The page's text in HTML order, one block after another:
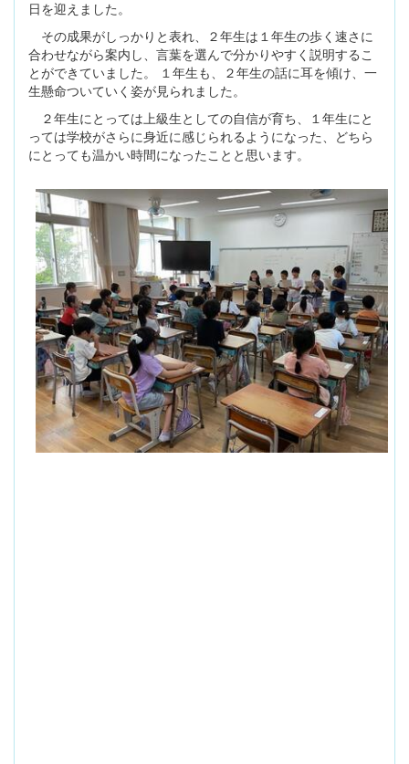
日を迎えました。
その成果がしっかりと表れ、２年生は１年生の歩く速さに
合わせながら案内し、言葉を選んで分かりやすく説明するこ
とができていました。 １年生も、２年生の話に耳を傾け、一
生懸命ついていく姿が見られました。
２年生にとっては上級生としての自信が育ち、１年生にと
っては学校がさらに身近に感じられるようになった、どちら
にとっても温かい時間になったことと思います。